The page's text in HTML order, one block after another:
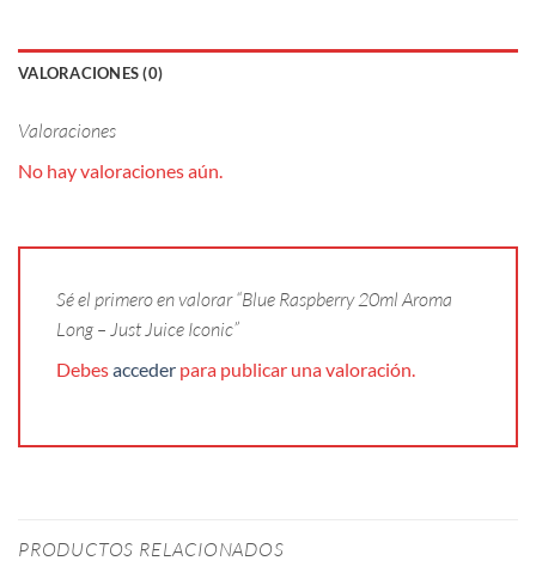
VALORACIONES (0)
Valoraciones
No hay valoraciones aún.
Sé el primero en valorar “Blue Raspberry 20ml Aroma
Long – Just Juice Iconic”
Debesacceder para publicar una valoración.
PRODUCTOS RELACIONADOS